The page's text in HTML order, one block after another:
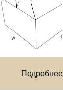
Подробнее